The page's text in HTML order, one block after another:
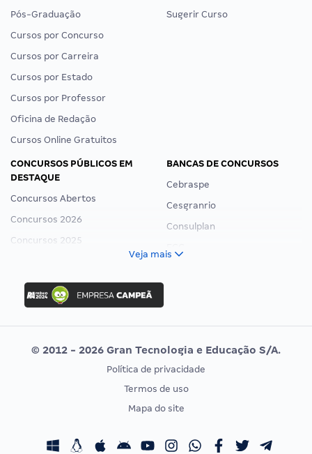
Pós-Graduação
Cursos por Concurso
Cursos por Carreira
Cursos por Estado
Cursos por Professor
Oficina de Redação
Cursos Online Gratuitos
Sugerir Curso
CONCURSOS PÚBLICOS EM
DESTAQUE
Concursos Abertos
Concursos 2026
Concursos 2025
Concurso Ibama
Concurso MPU
Editais publicados
BANCAS DE CONCURSOS
Cebraspe
Cesgranrio
Consulplan
Vunesp
CONCURSOS POR PROFISSÃO
Concursos Fiscais
EXAME DE ORDEM
Calendário OAB
Veja mais
© 2012 - 2026 Gran Tecnologia e Educação S/A.
Política de privacidade
Termos de uso
Mapa do site